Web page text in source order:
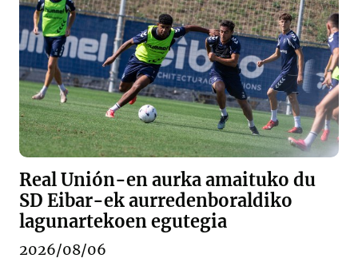
Real Unión-en aurka amaituko du
SD Eibar-ek aurredenboraldiko
lagunartekoen egutegia
2026/08/06